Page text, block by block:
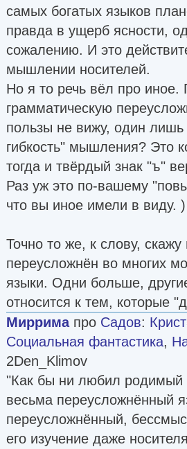
самых богатых языков
правда в ущерб ясности,
сожалению. И это
мышлении носителей.
Но я то речь вёл про
грамматическую
пользы не вижу, один лишь
гибкость" мышления? Это
тогда и твёрдый знак "ъ"
Раз уж это по-вашему
что вы иное имели в виду. )
Точно то же, к слову,
переусложнён во многих
языки. Одни больше,
относится к тем, которые
Мирримапро Садов:
Социальная фантастика,
2Den_Klimov
"Как бы ни любил родимый
весьма переусложнённый
переусложнённый,
его изучение даже